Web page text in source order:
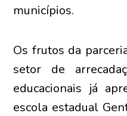
municípios.
Os frutos da
setor de
educacionais já
escola estadual